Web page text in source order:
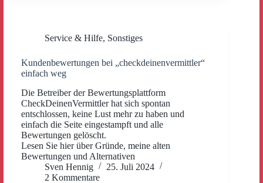
Service & Hilfe, Sonstiges
Kundenbewertungen bei „checkdeinenvermittler“
einfach weg
Die Betreiber der Bewertungsplattform
CheckDeinenVermittler hat sich spontan
entschlossen, keine Lust mehr zu haben und
einfach die Seite eingestampft und alle
Bewertungen gelöscht.
Lesen Sie hier über Gründe, meine alten
Bewertungen und Alternativen
Sven Hennig
25. Juli 2024
2 Kommentare